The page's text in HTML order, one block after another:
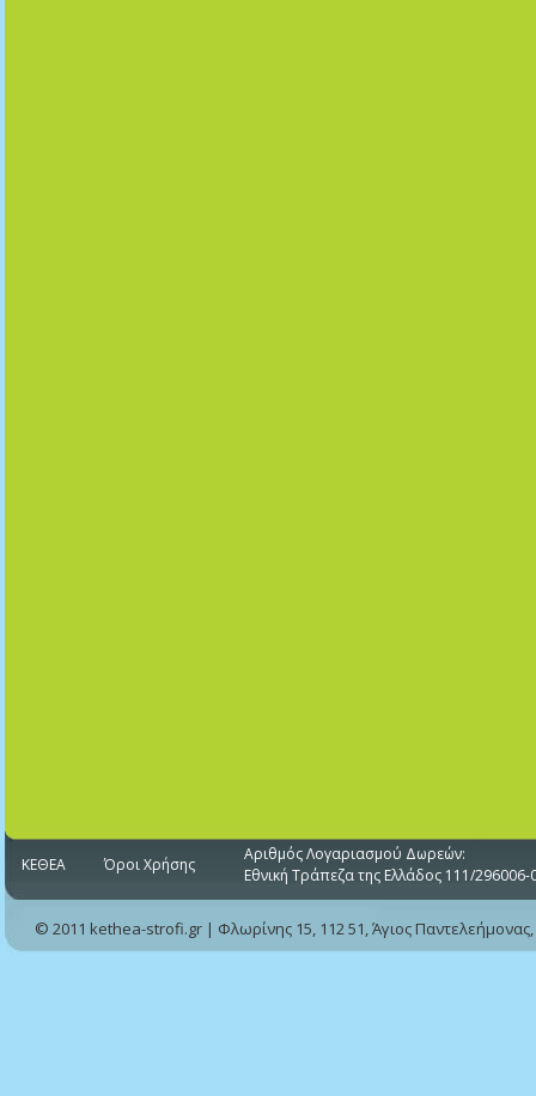
ΚΕΘΕΑ Όροι Χρήσης
Αριθμός Λογαριασμού Δωρεών:
Εθνική Τράπεζα της Ελλάδος 111/296006-
© 2011 kethea-strofi.gr | Φλωρίνης 15, 112 51, Άγιος Παντελεήμονας,